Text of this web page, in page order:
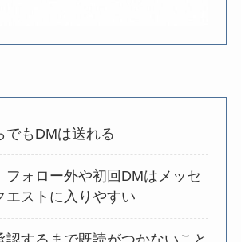
でもDMは送れる
フォロー外や初回DMはメッセ
エストに入りやすい